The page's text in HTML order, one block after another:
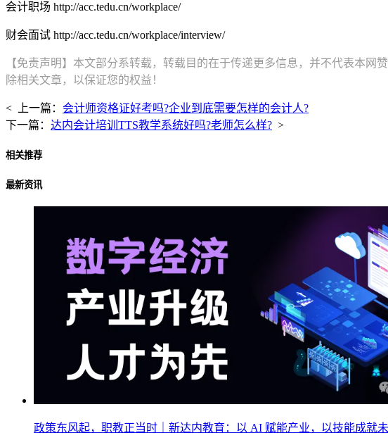
会计职场 http://acc.tedu.cn/workplace/
财会面试 http://acc.tedu.cn/workplace/interview/
【免责声明】本文部分系转载，转载目的在于传递更多信息，并不代表本
除相关文章，以保证您的权益！
< 上一篇： 会计师资格证好考吗?企业到底需要怎样的会计人?
下一篇： 达内会计培训TTS教学系统好吗?老师怎么样? >
相关推荐
最新资讯
政策东风起，职教正当时｜新达内教育：以 AI 赋能产业，以技能成就